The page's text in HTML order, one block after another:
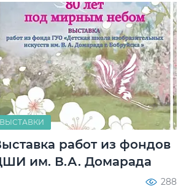
ВЫСТАВКИ
работ из фондов
им. В.А. Домарада
288